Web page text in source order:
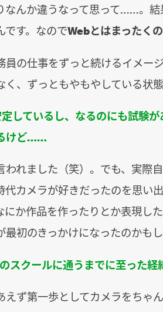
なんか違うなって思って……。
です。なのでWebとはまったく
員の仕事をずっと続けるイメー
、ずっともやもやしている状態
しているし、なるのにも試験
けど……
われました（笑）。でも、実際
代カメラが好きだったのを思い
にか作品を作ったりとか表現し
初のきっかけになったのかもし
クールに通うまでに至った経
えず第一歩としてカメラをちゃ